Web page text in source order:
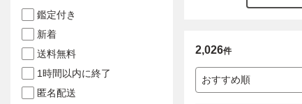
2,026件
おすすめ順
鑑定付き
新着
送料無料
1時間以内に終了
匿名配送